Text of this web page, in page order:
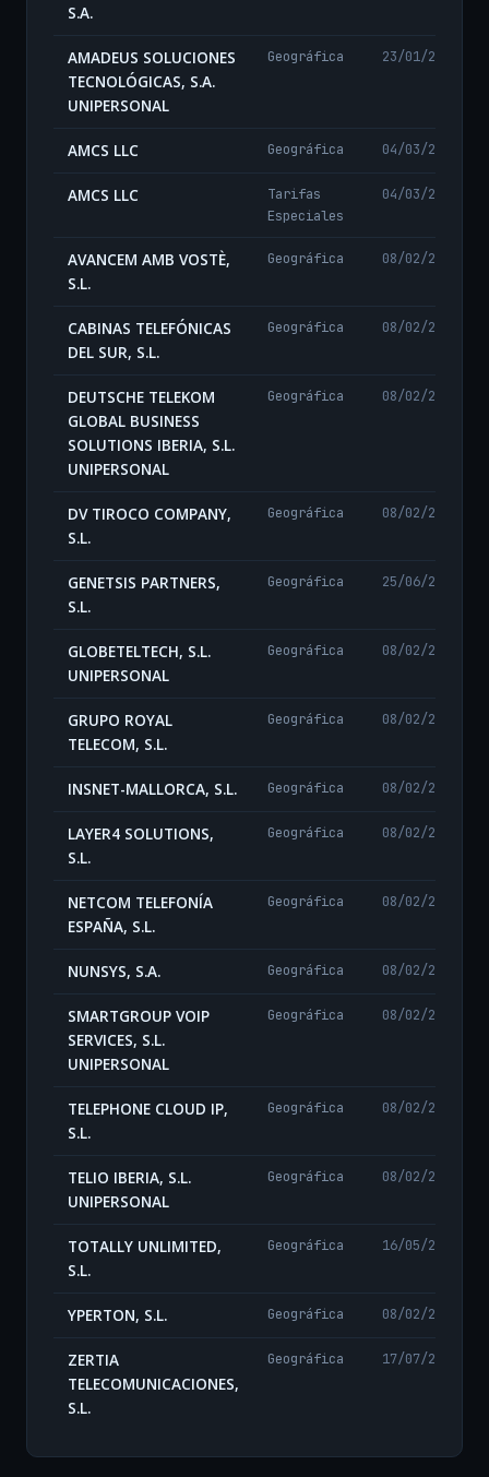
S.A.
AMADEUS SOLUCIONES
TECNOLÓGICAS, S.A.
UNIPERSONAL
Geográfica 23/01/2025
AMCS LLC Geográfica 04/03/2026
AMCS LLC
Tarifas
Especiales
04/03/2026
AVANCEM AMB VOSTÈ,
S.L.
Geográfica 08/02/2024
CABINAS TELEFÓNICAS
DEL SUR, S.L.
Geográfica 08/02/2024
DEUTSCHE TELEKOM
GLOBAL BUSINESS
SOLUTIONS IBERIA, S.L.
UNIPERSONAL
Geográfica 08/02/2024
DV TIROCO COMPANY,
S.L.
Geográfica 08/02/2024
GENETSIS PARTNERS,
S.L.
Geográfica 25/06/2024
GLOBETELTECH, S.L.
UNIPERSONAL
Geográfica 08/02/2024
GRUPO ROYAL
TELECOM, S.L.
Geográfica 08/02/2024
INSNET-MALLORCA, S.L. Geográfica 08/02/2024
LAYER4 SOLUTIONS,
S.L.
Geográfica 08/02/2024
NETCOM TELEFONÍA
ESPAÑA, S.L.
Geográfica 08/02/2024
NUNSYS, S.A. Geográfica 08/02/2024
SMARTGROUP VOIP
SERVICES, S.L.
UNIPERSONAL
Geográfica 08/02/2024
TELEPHONE CLOUD IP,
S.L.
Geográfica 08/02/2024
TELIO IBERIA, S.L.
UNIPERSONAL
Geográfica 08/02/2024
TOTALLY UNLIMITED,
S.L.
Geográfica 16/05/2024
YPERTON, S.L. Geográfica 08/02/2024
ZERTIA
TELECOMUNICACIONES,
S.L.
Geográfica 17/07/2024